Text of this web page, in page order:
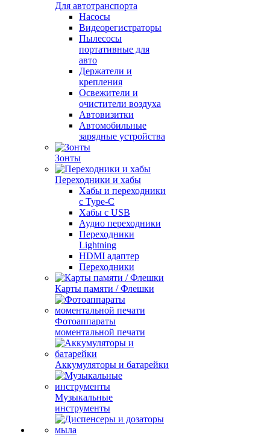
Для автотранспорта
Насосы
Видеорегистраторы
Пылесосы
портативные для
авто
Держатели и
крепления
Освежители и
очистители воздуха
Автовизитки
Автомобильные
зарядные устройства
Зонты
Переходники и хабы
Хабы и переходники
с Type-C
Хабы с USB
Аудио переходники
Переходники
Lightning
HDMI адаптер
Переходники
Карты памяти / Флешки
Фотоаппараты
моментальной печати
Аккумуляторы и батарейки
Музыкальные
инструменты